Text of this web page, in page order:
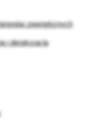
zewnętrznych
i deratyzacja